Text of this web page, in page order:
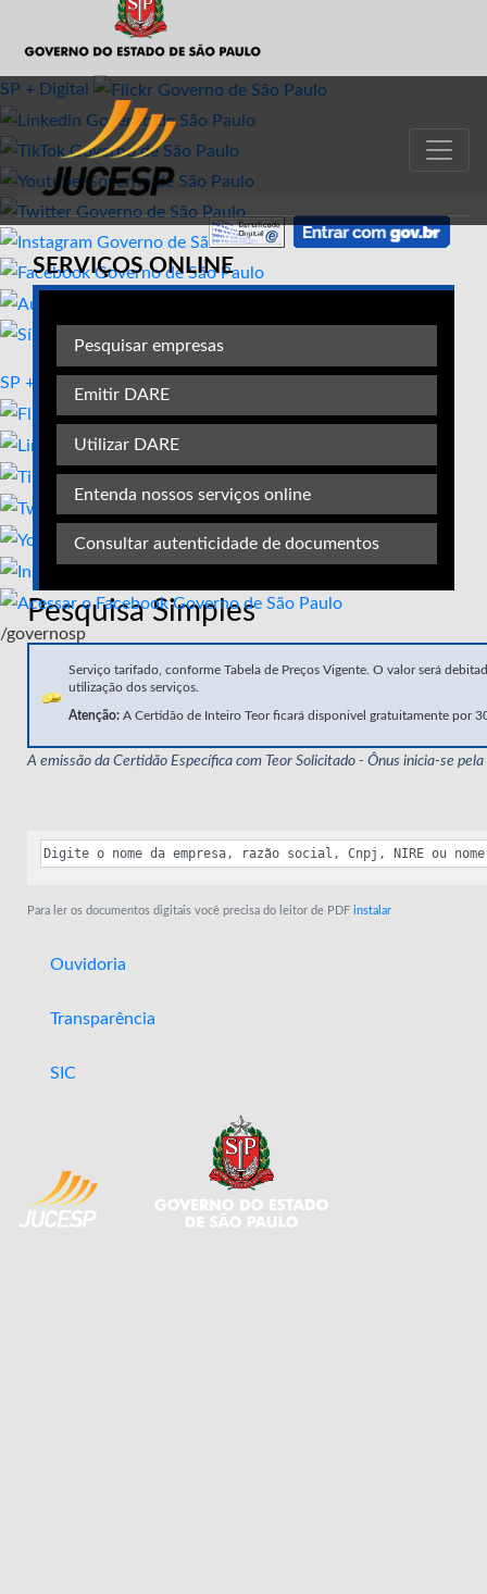
SP + Digital
SP + Digital
/governosp
SERVIÇOS ONLINE
Pesquisar empresas
Emitir DARE
Utilizar DARE
Entenda nossos serviços online
Consultar autenticidade de documentos
Pesquisa Simples
Serviço tarifado, conforme Tabela de Preços Vigente. O valor será
utilização dos serviços.
Atenção:A Certidão de Inteiro Teor ficará disponivel gratuitamente por
A emissão da Certidão Específica com Teor Solicitado - Ônus inicia-se
Para ler os documentos digitais você precisa do leitor de PDF instalar
Ouvidoria
Transparência
SIC